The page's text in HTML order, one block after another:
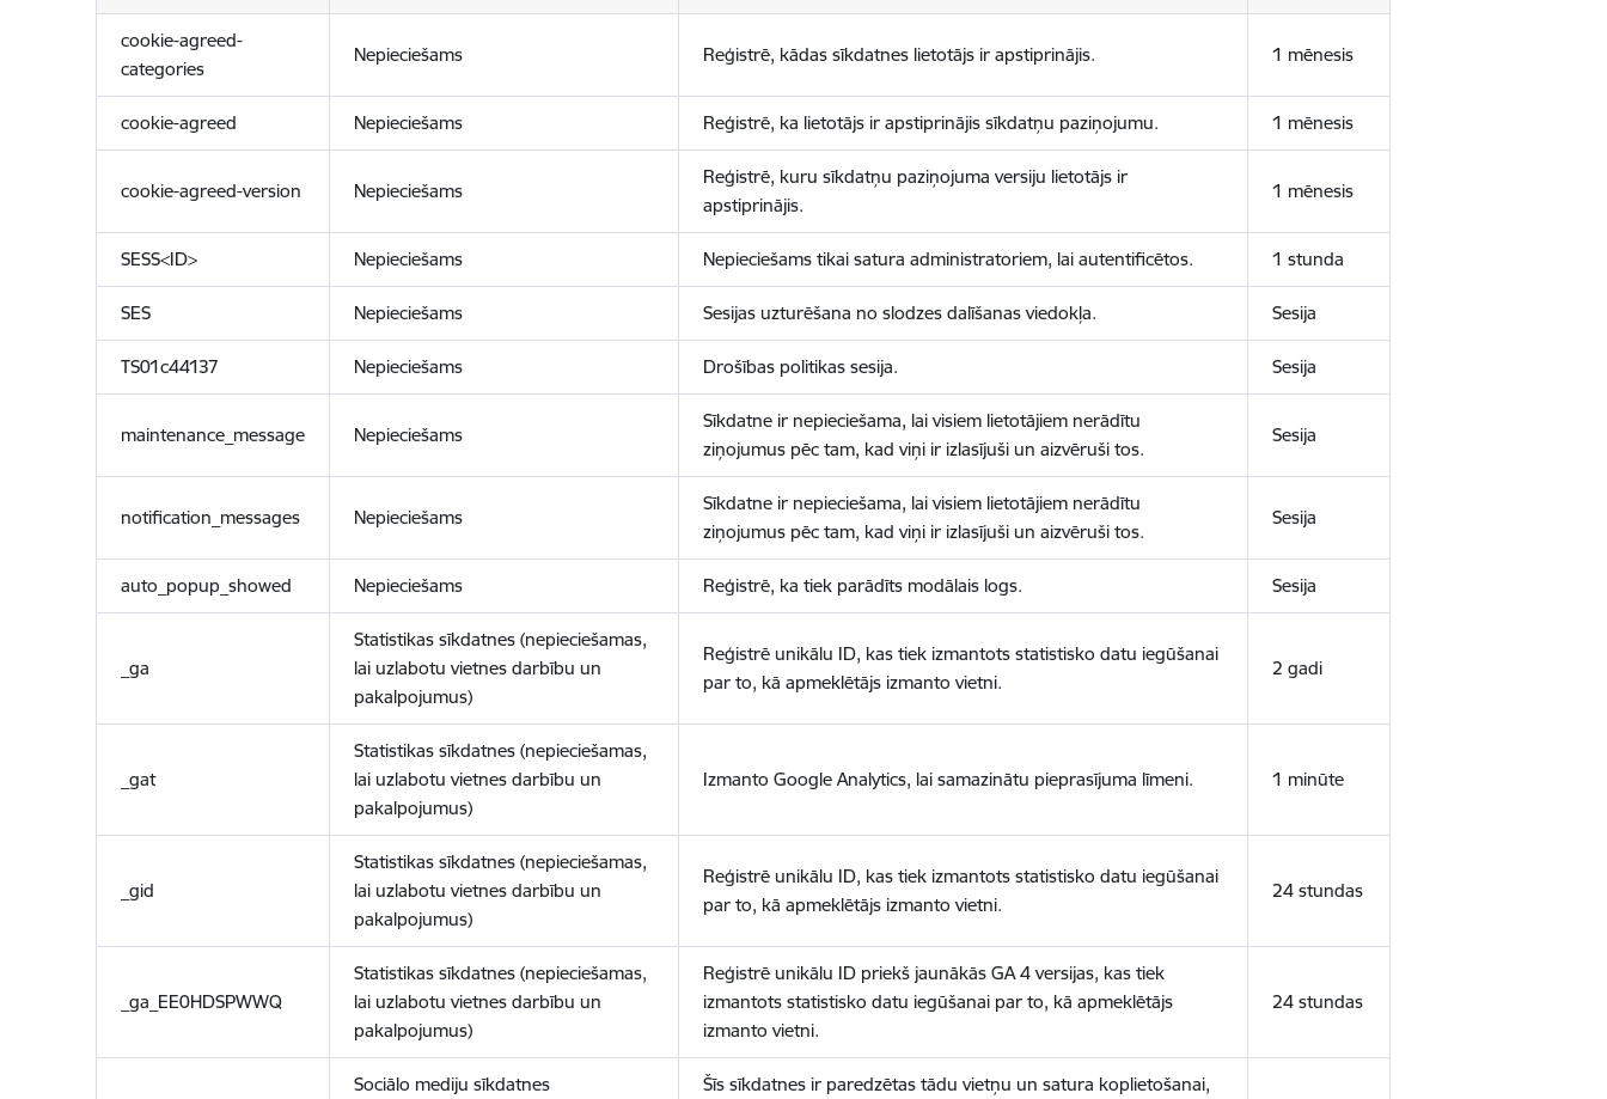
cookie-agreed-
categories
Nepieciešams Reģistrē, kādas sīkdatnes lietotājs ir apstiprinājis. 1 mēnesis
cookie-agreed Nepieciešams Reģistrē, ka lietotājs ir apstiprinājis sīkdatņu paziņojumu. 1 mēnesis
cookie-agreed-version Nepieciešams
Reģistrē, kuru sīkdatņu paziņojuma versiju lietotājs ir
apstiprinājis.
1 mēnesis
SESS<ID> Nepieciešams Nepieciešams tikai satura administratoriem, lai autentificētos. 1 stunda
SES Nepieciešams Sesijas uzturēšana no slodzes dalīšanas viedokļa. Sesija
TS01c44137 Nepieciešams Drošības politikas sesija. Sesija
maintenance_message Nepieciešams
Sīkdatne ir nepieciešama, lai visiem lietotājiem nerādītu
ziņojumus pēc tam, kad viņi ir izlasījuši un aizvēruši tos.
Sesija
notification_messages Nepieciešams
Sīkdatne ir nepieciešama, lai visiem lietotājiem nerādītu
ziņojumus pēc tam, kad viņi ir izlasījuši un aizvēruši tos.
Sesija
auto_popup_showed Nepieciešams Reģistrē, ka tiek parādīts modālais logs. Sesija
_ga
Statistikas sīkdatnes (nepieciešamas,
lai uzlabotu vietnes darbību un
pakalpojumus)
Reģistrē unikālu ID, kas tiek izmantots statistisko datu iegūšanai
par to, kā apmeklētājs izmanto vietni.
2 gadi
_gat
Statistikas sīkdatnes (nepieciešamas,
lai uzlabotu vietnes darbību un
pakalpojumus)
Izmanto Google Analytics, lai samazinātu pieprasījuma līmeni. 1 minūte
_gid
Statistikas sīkdatnes (nepieciešamas,
lai uzlabotu vietnes darbību un
pakalpojumus)
Reģistrē unikālu ID, kas tiek izmantots statistisko datu iegūšanai
par to, kā apmeklētājs izmanto vietni.
24 stundas
_ga_EE0HDSPWWQ
Statistikas sīkdatnes (nepieciešamas,
lai uzlabotu vietnes darbību un
pakalpojumus)
Reģistrē unikālu ID priekš jaunākās GA 4 versijas, kas tiek
izmantots statistisko datu iegūšanai par to, kā apmeklētājs
izmanto vietni.
24 stundas
Sociālo mediju sīkdatnes
Šīs sīkdatnes ir paredzētas tādu vietņu un satura koplietošanai,